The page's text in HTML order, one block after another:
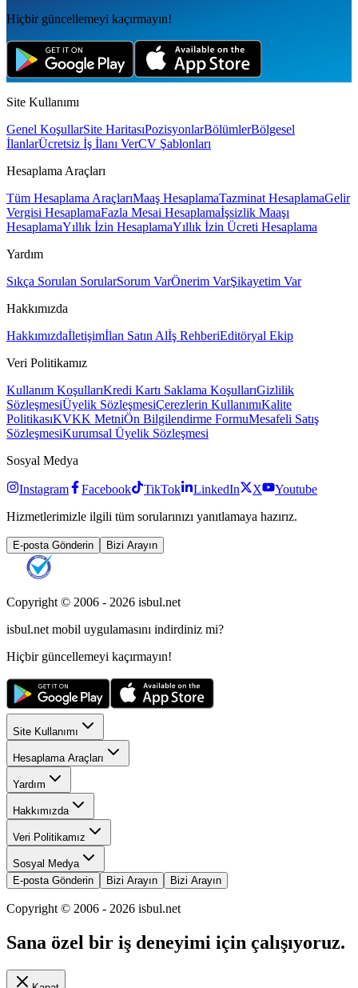
Hiçbir güncellemeyi kaçırmayın!
Site Kullanımı
Genel KoşullarSite HaritasıPozisyonlarBölümlerBölgesel
İlanlarÜcretsiz İş İlanı VerCV Şablonları
Hesaplama Araçları
Tüm Hesaplama AraçlarıMaaş HesaplamaTazminat HesaplamaGelir
Vergisi HesaplamaFazla Mesai Hesaplamaİşsizlik Maaşı
HesaplamaYıllık İzin HesaplamaYıllık İzin Ücreti Hesaplama
Yardım
Sıkça Sorulan SorularSorum VarÖnerim VarŞikayetim Var
Hakkımızda
Hakkımızdaİletişimİlan Satın Alİş RehberiEditöryal Ekip
Veri Politikamız
Kullanım KoşullarıKredi Kartı Saklama KoşullarıGizlilik
SözleşmesiÜyelik SözleşmesiÇerezlerin KullanımıKalite
PolitikasıKVKK MetniÖn Bilgilendirme FormuMesafeli Satış
SözleşmesiKurumsal Üyelik Sözleşmesi
Sosyal Medya
Instagram Facebook TikTok LinkedIn X
Youtube
Hizmetlerimizle ilgili tüm sorularınızı yanıtlamaya hazırız.
E-posta Gönderin Bizi Arayın
Copyright © 2006 - 2026 isbul.net
isbul.netmobil uygulamasını indirdiniz mi?
Hiçbir güncellemeyi kaçırmayın!
Site Kullanımı
Hesaplama Araçları
Yardım
Hakkımızda
Veri Politikamız
Sosyal Medya
E-posta Gönderin
Bizi Arayın Bizi Arayın
Copyright © 2006 - 2026 isbul.net
Sana özel bir iş deneyimi için çalışıyoruz.